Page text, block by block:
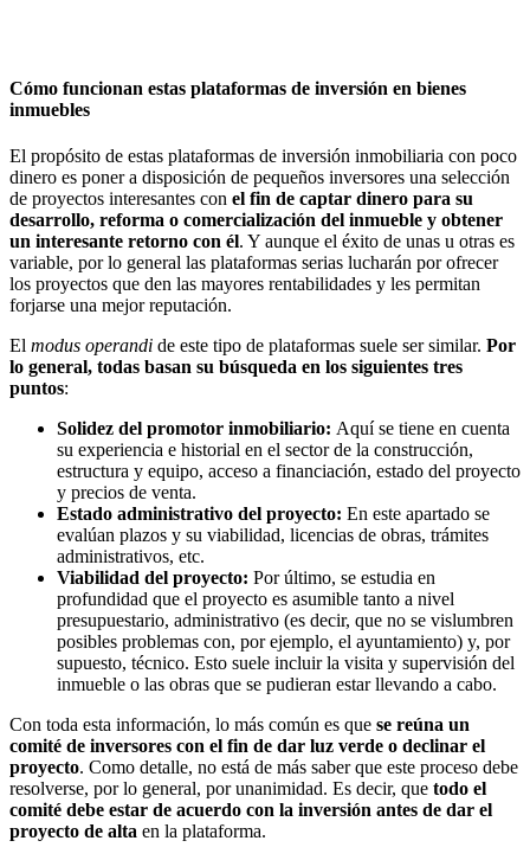
Cómo funcionan estas plataformas de inversión en bienes
inmuebles
El propósito de estas plataformas de inversión inmobiliaria con poco
dinero es poner a disposición de pequeños inversores una selección
de proyectos interesantes con el fin de captar dinero para su
desarrollo, reforma o comercialización del inmueble y obtener
un interesante retorno con él. Y aunque el éxito de unas u otras es
variable, por lo general las plataformas serias lucharán por ofrecer
los proyectos que den las mayores rentabilidades y les permitan
forjarse una mejor reputación.
El modus operandi de este tipo de plataformas suele ser similar. Por
lo general, todas basan su búsqueda en los siguientes tres
puntos:
Solidez del promotor inmobiliario: Aquí se tiene en cuenta
su experiencia e historial en el sector de la construcción,
estructura y equipo, acceso a financiación, estado del proyecto
y precios de venta.
Estado administrativo del proyecto: En este apartado se
evalúan plazos y su viabilidad, licencias de obras, trámites
administrativos, etc.
Viabilidad del proyecto: Por último, se estudia en
profundidad que el proyecto es asumible tanto a nivel
presupuestario, administrativo (es decir, que no se vislumbren
posibles problemas con, por ejemplo, el ayuntamiento) y, por
supuesto, técnico. Esto suele incluir la visita y supervisión del
inmueble o las obras que se pudieran estar llevando a cabo.
Con toda esta información, lo más común es que se reúna un
comité de inversores con el fin de dar luz verde o declinar el
proyecto. Como detalle, no está de más saber que este proceso debe
resolverse, por lo general, por unanimidad. Es decir, que todo el
comité debe estar de acuerdo con la inversión antes de dar el
proyecto de alta en la plataforma.